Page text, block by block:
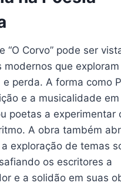
“O Corvo” pode ser
modernos que
e perda. A forma como
e a musicalidade em
poetas a experimentar
A obra também
exploração de temas
os escritores a
e a solidão em suas